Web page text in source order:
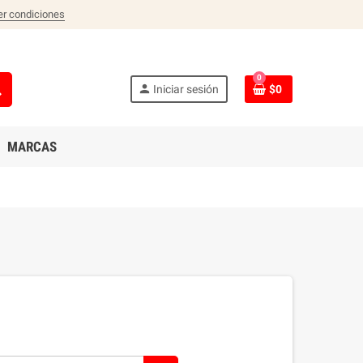
condiciones
person Iniciar sesión
0
$0
MARCAS